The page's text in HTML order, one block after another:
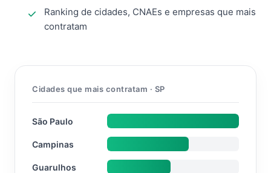
Ranking de cidades, CNAEs e empresas que mais
contratam
Cidades que mais contratam · SP
São Paulo
Campinas
Guarulhos